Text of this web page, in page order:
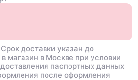
доставки указан до
магазин в Москве при условии
паспортных данных
после оформления